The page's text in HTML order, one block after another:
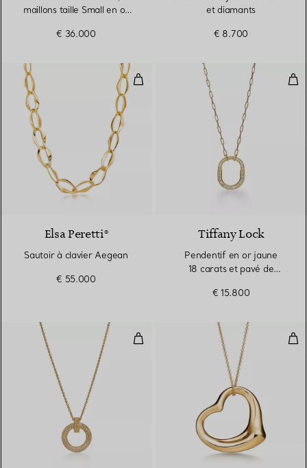
maillons taille Small en or
€ 36.000
et diamants
€ 8.700
Sautoir à clavier Aegean
Elsa Peretti®
Sautoir à clavier Aegean
€ 55.000
Tiffany Lock
Pendentif en or jaune
18 carats et pavé de
€ 15.800
Pendentif Cercle T1 en or jaune
3 Matériaux